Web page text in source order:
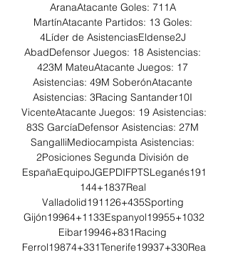
AranaAtacante Goles: 711A
MartínAtacante Partidos: 13 Goles:
4Líder de AsistenciasEldense2J
AbadDefensor Juegos: 18 Asistencias:
423M MateuAtacante Juegos: 17
Asistencias: 49M SoberónAtacante
Asistencias: 3Racing Santander10I
VicenteAtacante Juegos: 19 Asistencias:
83S GarcíaDefensor Asistencias: 27M
SangalliMediocampista Asistencias:
2Posiciones Segunda División de
EspañaEquipoJGEPDIFPTSLeganés191
144+1837Real
Valladolid191126+435Sporting
Gijón19964+1133Espanyol19955+1032
Eibar19946+831Racing
Ferrol19874+331Tenerife19937+330Rea